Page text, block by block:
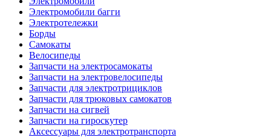
Электромобили багги
Электротележки
Борды
Самокаты
Велосипеды
Запчасти на электросамокаты
Запчасти на электровелосипеды
Запчасти для электротрициклов
Запчасти для трюковых самокатов
Запчасти на сигвей
Запчасти на гироскутер
Аксессуары для электротранспорта